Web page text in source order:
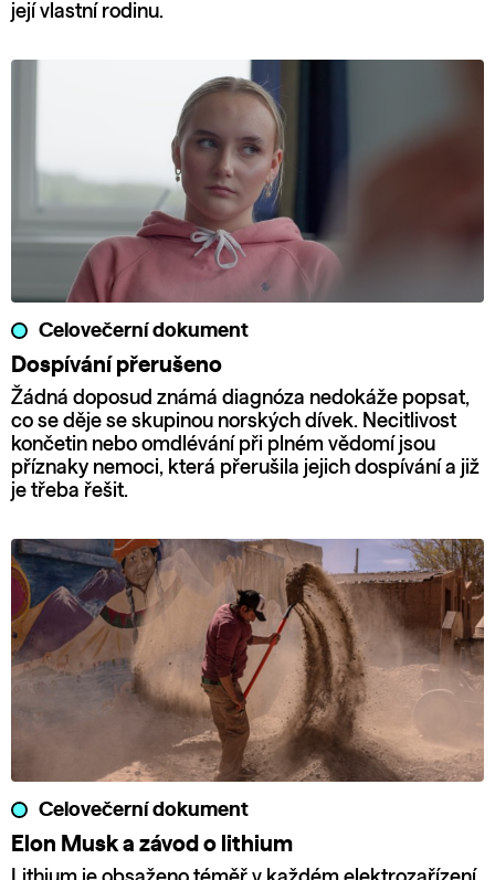
její vlastní rodinu.
Celovečerní dokument
Dospívání přerušeno
Žádná doposud známá diagnóza nedokáže popsat,
co se děje se skupinou norských dívek. Necitlivost
končetin nebo omdlévání při plném vědomí jsou
příznaky nemoci, která přerušila jejich dospívání a již
je třeba řešit.
Celovečerní dokument
Elon Musk a závod o lithium